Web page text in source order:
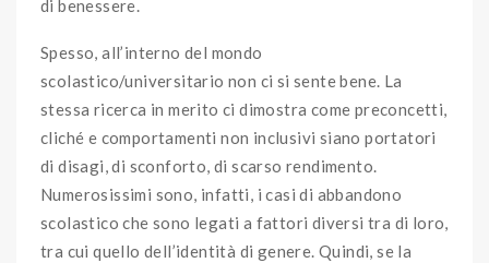
di benessere.
Spesso, all’interno del mondo
scolastico/universitario non ci si sente bene. La
stessa ricerca in merito ci dimostra come preconcetti,
cliché e comportamenti non inclusivi siano portatori
di disagi, di sconforto, di scarso rendimento.
Numerosissimi sono, infatti, i casi di abbandono
scolastico che sono legati a fattori diversi tra di loro,
tra cui quello dell’identità di genere. Quindi, se la